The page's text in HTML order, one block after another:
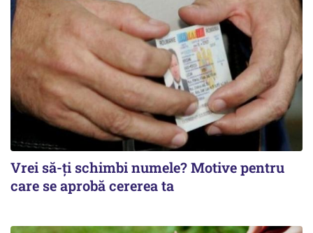
Vrei să-ți schimbi numele? Motive pentru
care se aprobă cererea ta